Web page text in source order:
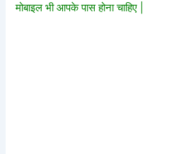
मोबाइल भी आपके पास होना चाहिए |